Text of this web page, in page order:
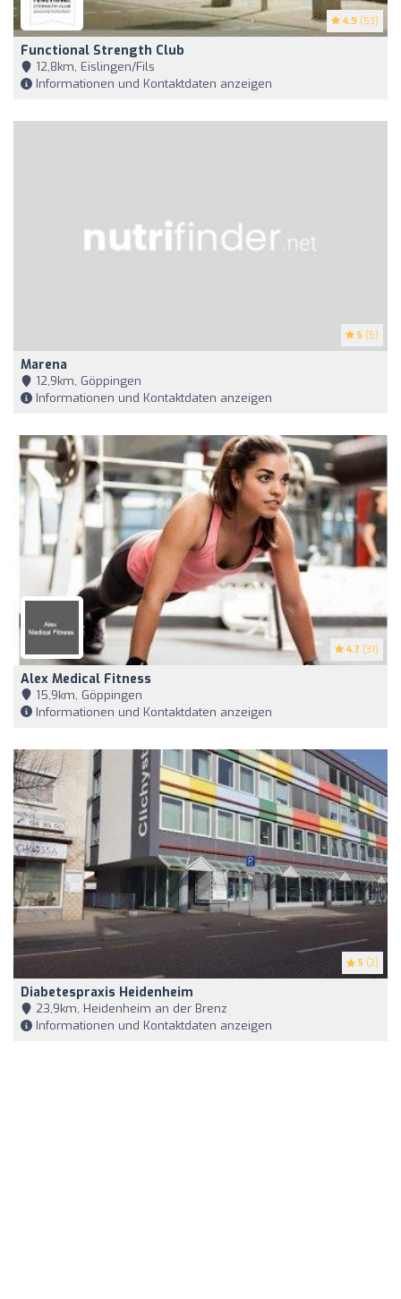
4.9 (53)
Functional Strength Club
12,8km, Eislingen/Fils
Informationen und Kontaktdaten anzeigen
5 (5)
Marena
12,9km, Göppingen
Informationen und Kontaktdaten anzeigen
4.7 (31)
Alex Medical Fitness
15,9km, Göppingen
Informationen und Kontaktdaten anzeigen
5 (2)
Diabetespraxis Heidenheim
23,9km, Heidenheim an der Brenz
Informationen und Kontaktdaten anzeigen